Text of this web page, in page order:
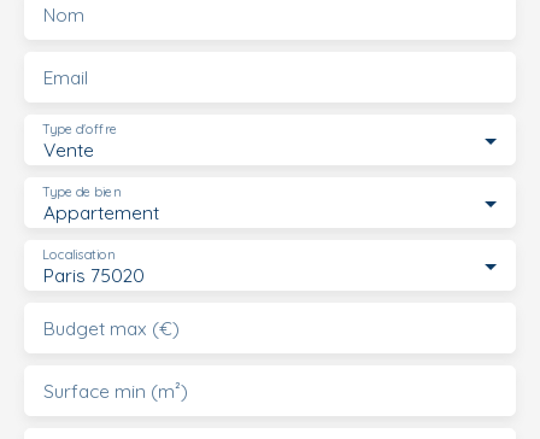
Nom
Email
Vente
Type d'offre
Appartement
Type de bien
Paris 75020
Localisation
Budget max (€)
Surface min (m²)